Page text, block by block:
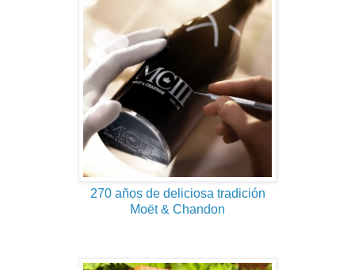
270 años de deliciosa tradición
Moët & Chandon